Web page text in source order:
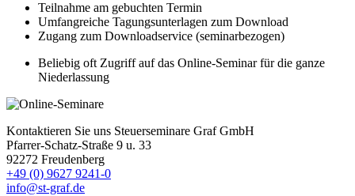
Teilnahme am gebuchten Termin
Umfangreiche Tagungsunterlagen zum Download
Zugang zum Downloadservice (seminarbezogen)
Beliebig oft Zugriff auf das Online-Seminar für die ganze
Niederlassung
Kontaktieren Sie uns Steuerseminare Graf GmbH
Pfarrer-Schatz-Straße 9 u. 33
92272 Freudenberg
+49 (0) 9627 9241-0
info@st-graf.de